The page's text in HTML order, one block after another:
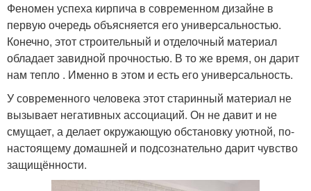
Феномен успеха кирпича в современном дизайне в
первую очередь объясняется его универсальностью.
Конечно, этот строительный и отделочный материал
обладает завидной прочностью. В то же время, он дарит
нам тепло . Именно в этом и есть его универсальность.
У современного человека этот старинный материал не
вызывает негативных ассоциаций. Он не давит и не
смущает, а делает окружающую обстановку уютной, по-
настоящему домашней и подсознательно дарит чувство
защищённости.